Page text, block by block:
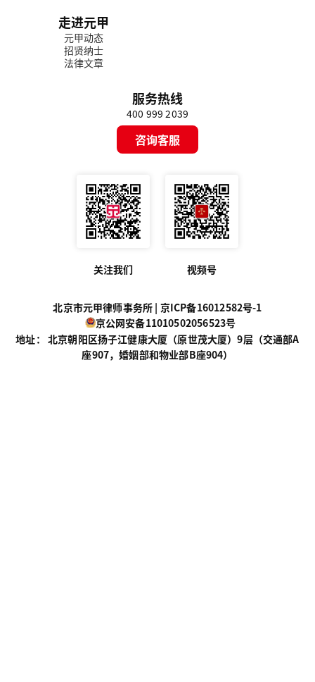
走进元甲
元甲动态
招贤纳士
法律文章
服务热线
400 999 2039
咨询客服
关注我们 视频号
北京市元甲律师事务所 | 京ICP备16012582号-1
京公网安备11010502056523号
地址： 北京朝阳区扬子江健康大厦（原世茂大厦）9层（交通部A
座907，婚姻部和物业部B座904）